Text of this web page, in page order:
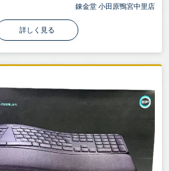
錬金堂 小田原鴨宮中里店
詳しく見る